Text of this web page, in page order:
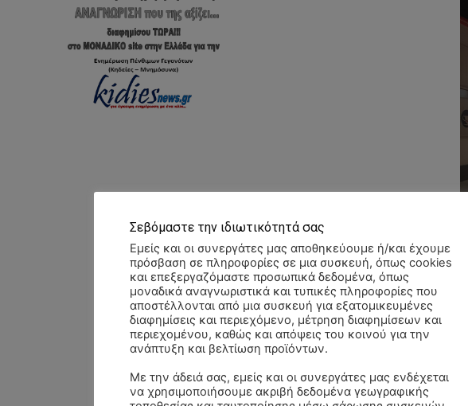
Σεβόμαστε την ιδιωτικότητά σας
Εμείς και οι συνεργάτες μας αποθηκεύουμε ή/και έχουμε
πρόσβαση σε πληροφορίες σε μια συσκευή, όπως cookies
και επεξεργαζόμαστε προσωπικά δεδομένα, όπως
μοναδικά αναγνωριστικά και τυπικές πληροφορίες που
αποστέλλονται από μια συσκευή για εξατομικευμένες
διαφημίσεις και περιεχόμενο, μέτρηση διαφημίσεων και
περιεχομένου, καθώς και απόψεις του κοινού για την
ανάπτυξη και βελτίωση προϊόντων.
Με την άδειά σας, εμείς και οι συνεργάτες μας ενδέχεται
να χρησιμοποιήσουμε ακριβή δεδομένα γεωγραφικής